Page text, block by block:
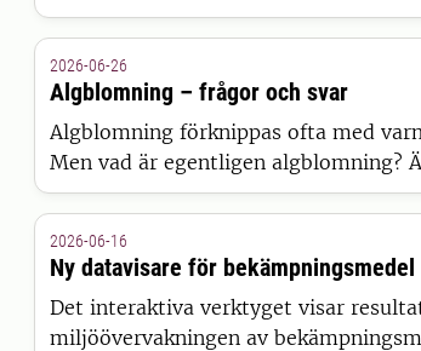
länge varit svårt att förklara. Nu
modell som kan ge den hittills mest
resultaten publiceras i Nature Water.
2026-06-26
Algblomning – frågor och svar
Algblomning förknippas ofta med
Men vad är egentligen algblomning?
Hur påverkas algblomningen av
drabbas vissa badplatser mer än
Olofsson svarar på vanliga frågor om
2026-06-16
Ny datavisare för
Det interaktiva verktyget visar
miljöövervakningen av